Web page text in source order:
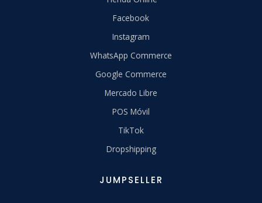
Facebook
Instagram
WhatsApp Commerce
Google Commerce
Mercado Libre
POS Móvil
TikTok
Dropshipping
JUMPSELLER